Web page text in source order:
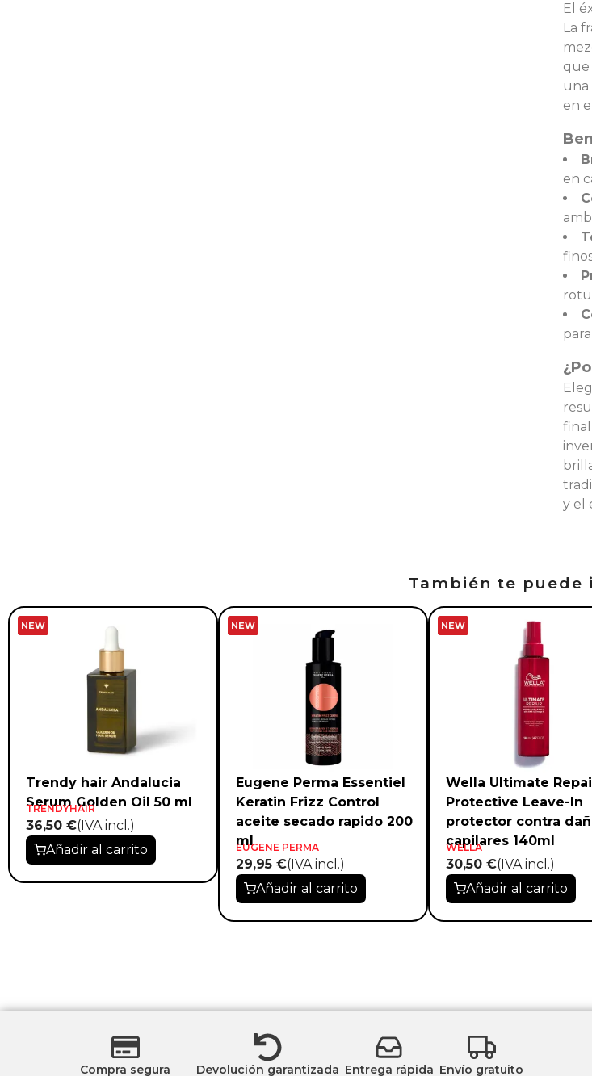
El
La
que
una
en
en
y el
También te puede
NEW
Trendy hair Andalucia
Serum Golden Oil 50 ml
TRENDYHAIR
36,50 €(IVA incl.)
Añadir al carrito
NEW
Eugene Perma Essentiel
Keratin Frizz Control
aceite secado rapido 200
ml
EUGENE PERMA
29,95 €(IVA incl.)
Añadir al carrito
NEW
Wella Ultimate
Protective Leave-In
protector contra
capilares 140ml
WELLA
30,50 €(IVA incl.)
Añadir al carrito
Compra segura Devolución garantizada Entrega rápida Envío gratuito